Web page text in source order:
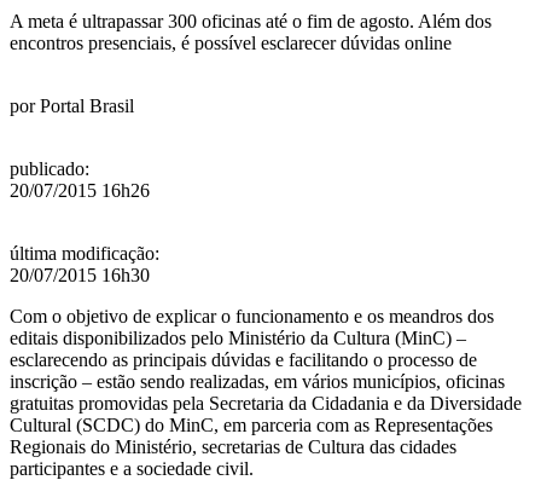
do
MinC
A meta é ultrapassar 300 oficinas até o fim de agosto. Além dos
encontros presenciais, é possível esclarecer dúvidas online
porPortal Brasil
publicado:
20/07/2015 16h26
última modificação:
20/07/2015 16h30
Com o objetivo de explicar o funcionamento e os meandros dos
editais disponibilizados pelo Ministério da Cultura (MinC) –
esclarecendo as principais dúvidas e facilitando o processo de
inscrição – estão sendo realizadas, em vários municípios, oficinas
gratuitas promovidas pela Secretaria da Cidadania e da Diversidade
Cultural (SCDC) do MinC, em parceria com as Representações
Regionais do Ministério, secretarias de Cultura das cidades
participantes e a sociedade civil.